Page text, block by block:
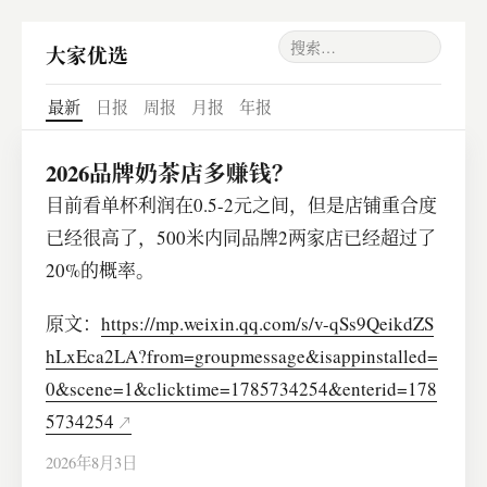
大家优选
最新 日报 周报 月报 年报
2026品牌奶茶店多赚钱？
目前看单杯利润在0.5-2元之间，但是店铺重合度
已经很高了，500米内同品牌2两家店已经超过了
20%的概率。
原文：https://mp.weixin.qq.com/s/v-qSs9QeikdZS
hLxEca2LA?from=groupmessage&isappinstalled=
0&scene=1&clicktime=1785734254&enterid=178
5734254
2026年8月3日